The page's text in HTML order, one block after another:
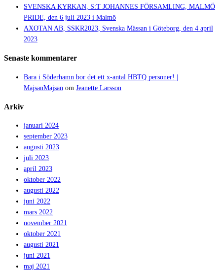
SVENSKA KYRKAN, S:T JOHANNES FÖRSAMLING, MALMÖ
PRIDE, den 6 juli 2023 i Malmö
AXOTAN AB, SSKR2023, Svenska Mässan i Göteborg, den 4 april
2023
Senaste kommentarer
Bara i Söderhamn bor det ett x-antal HBTQ personer! |
MajsanMajsan om Jeanette Larsson
Arkiv
januari 2024
september 2023
augusti 2023
juli 2023
april 2023
oktober 2022
augusti 2022
juni 2022
mars 2022
november 2021
oktober 2021
augusti 2021
juni 2021
maj 2021